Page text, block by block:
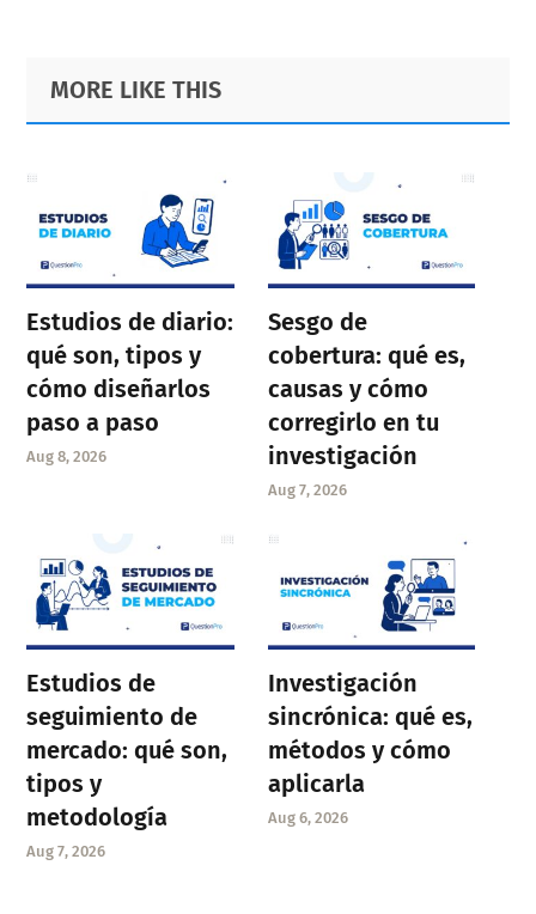
Primary
Sidebar
Footer
MORE LIKE THIS
Estudios de diario:
qué son, tipos y
cómo diseñarlos
paso a paso
Aug 8, 2026
Sesgo de
cobertura: qué es,
causas y cómo
corregirlo en tu
investigación
Aug 7, 2026
Estudios de
seguimiento de
mercado: qué son,
tipos y
metodología
Aug 7, 2026
Investigación
sincrónica: qué es,
métodos y cómo
aplicarla
Aug 6, 2026